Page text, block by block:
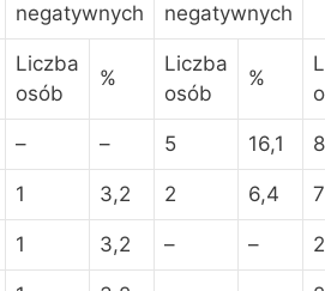
negatywnych
negatywnych
Liczba
osób
%
Liczba
osób
%
– – 5 16,1 8
1 3,2 2 6,4 7
1 3,2 – – 2